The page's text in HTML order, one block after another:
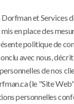
et Services
en place des
politique de
avec nous,
de nos
(le "Site
personnelles